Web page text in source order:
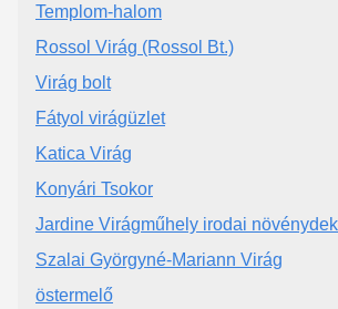
Templom-halom
Rossol Virág (Rossol Bt.)
Virág bolt
Fátyol virágüzlet
Katica Virág
Konyári Tsokor
Jardine Virágműhely irodai
Szalai Györgyné-Mariann Virág
östermelő